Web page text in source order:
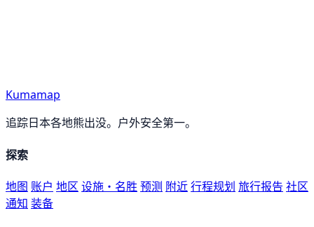
Kumamap
追踪日本各地熊出没。户外安全第一。
探索
地图 账户 地区 设施・名胜 预测 附近行程规划 旅行报告 社区
通知 装备